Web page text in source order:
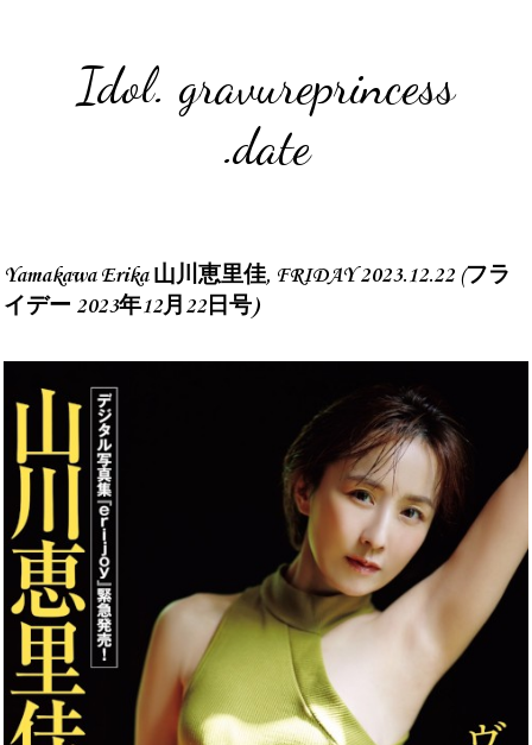
Idol. gravureprincess
.date
Yamakawa Erika 山川恵里佳, FRIDAY 2023.12.22 (フラ
イデー 2023年12月22日号)